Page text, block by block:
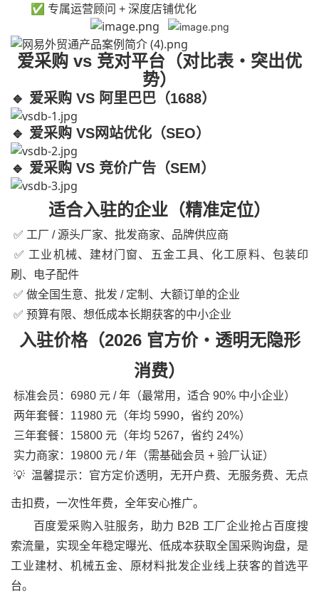
✅ 专属运营顾问 + 深度店铺优化
爱采购 vs 竞对平台（对比表・突出优
势）
🔹 爱采购 VS 阿里巴巴（1688）
🔹 爱采购 VS网站优化（SEO）
🔹 爱采购 VS 竞价广告（SEM）
适合入驻的企业（精准定位）
✅ 工厂 / 源头厂家、批发商家、品牌供应商
✅ 工业机械、建材门窗、五金工具、化工原料、包装印
刷、电子配件
✅ 做全国生意、批发 / 定制、大额订单的企业
✅ 预算有限、想低成本长期获客的中小企业
入驻价格（2026 官方价・透明无隐形
消费）
标准会员：6980 元 / 年（最常用，适合 90% 中小企业）
两年套餐：11980 元（年均 5990，省约 20%）
三年套餐：15800 元（年均 5267，省约 24%）
实力商家：19800 元 / 年（需基础会员 + 验厂认证）
💡 温馨提示：官方定价透明，无开户费、无服务费、无点
击扣费，一次性年费，全年安心推广。
百度爱采购入驻服务，助力 B2B 工厂企业抢占百度搜
索流量，实现全年稳定曝光、低成本获取全国采购询盘，是
工业建材、机械五金、原材料批发企业线上获客的首选平
台。